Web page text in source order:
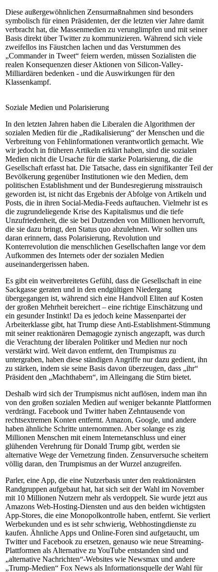
Diese außergewöhnlichen Zensurmaßnahmen sind besonders
symbolisch für einen Präsidenten, der die letzten vier Jahre damit
verbracht hat, die Massenmedien zu verunglimpfen und mit seiner
Basis direkt über Twitter zu kommunizieren. Während sich viele
zweifellos ins Fäustchen lachen und das Verstummen des
„Commander in Tweet“ feiern werden, müssen Sozialisten die
realen Konsequenzen dieser Aktionen von Silicon-Valley-
Milliardären bedenken - und die Auswirkungen für den
Klassenkampf.
Soziale Medien und Polarisierung
In den letzten Jahren haben die Liberalen die Algorithmen der
sozialen Medien für die „Radikalisierung“ der Menschen und die
Verbreitung von Fehlinformationen verantwortlich gemacht. Wie
wir jedoch in früheren Artikeln erklärt haben, sind die sozialen
Medien nicht die Ursache für die starke Polarisierung, die die
Gesellschaft erfasst hat. Die Tatsache, dass ein signifikanter Teil der
Bevölkerung gegenüber Institutionen wie den Medien, dem
politischen Establishment und der Bundesregierung misstrauisch
geworden ist, ist nicht das Ergebnis der Abfolge von Artikeln und
Posts, die in ihren Social-Media-Feeds auftauchen. Vielmehr ist es
die zugrundeliegende Krise des Kapitalismus und die tiefe
Unzufriedenheit, die sie bei Dutzenden von Millionen hervorruft,
die sie dazu bringt, den Status quo abzulehnen. Wir sollten uns
daran erinnern, dass Polarisierung, Revolution und
Konterrevolution die menschlichen Gesellschaften lange vor dem
Aufkommen des Internets oder der sozialen Medien
auseinandergerissen haben.
Es gibt ein weitverbreitetes Gefühl, dass die Gesellschaft in eine
Sackgasse geraten und in den endgültigen Niedergang
übergegangen ist, während sich eine Handvoll Eliten auf Kosten
der großen Mehrheit bereichert – eine richtige Einschätzung und
ein gesunder Instinkt! Da es jedoch keine Massenpartei der
Arbeiterklasse gibt, hat Trump diese Anti-Establishment-Stimmung
mit seiner reaktionären Demagogie zynisch angezapft, was durch
die Verachtung der liberalen Politiker und Medien nur noch
verstärkt wird. Weit davon entfernt, den Trumpismus zu
untergraben, haben diese ständigen Angriffe nur dazu gedient, ihn
zu stärken, indem sie seine Basis davon überzeugen, dass „ihr“
Präsident den „Machthabern“, im Alleingang die Stirn bietet.
Deshalb wird sich der Trumpismus nicht auflösen, indem man ihn
von den großen sozialen Medien auf weniger bekannte Plattformen
verdrängt. Facebook und Twitter haben Zehntausende von
rechtsextremen Konten entfernt. Amazon, Google, und andere
haben ähnliche Schritte unternommen. Aber solange es zig
Millionen Menschen mit einem Internetanschluss und einer
glühenden Verehrung für Donald Trump gibt, werden sie
alternative Wege der Vernetzung finden. Zensurversuche scheitern
völlig daran, den Trumpismus an der Wurzel anzugreifen.
Parler, eine App, die eine Nutzerbasis unter den reaktionärsten
Randgruppen aufgebaut hat, hat sich seit der Wahl im November
mit 10 Millionen Nutzern mehr als verdoppelt. Sie wurde jetzt aus
Amazons Web-Hosting-Diensten und aus den beiden wichtigsten
App-Stores, die eine Monopolkontrolle haben, entfernt. Sie verliert
Werbekunden und es ist sehr schwierig, Webhostingdienste zu
kaufen. Ähnliche Apps und Online-Foren sind aufgetaucht, um
Twitter und Facebook zu ersetzen, genauso wie neue Streaming-
Plattformen als Alternative zu YouTube entstanden sind und
„alternative Nachrichten“-Websites wie Newsmax und andere
„Trump-Medien“ Fox News als Informationsquelle der Wahl für